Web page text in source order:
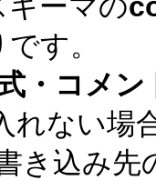
す。
・コメ
れない場
き込み先